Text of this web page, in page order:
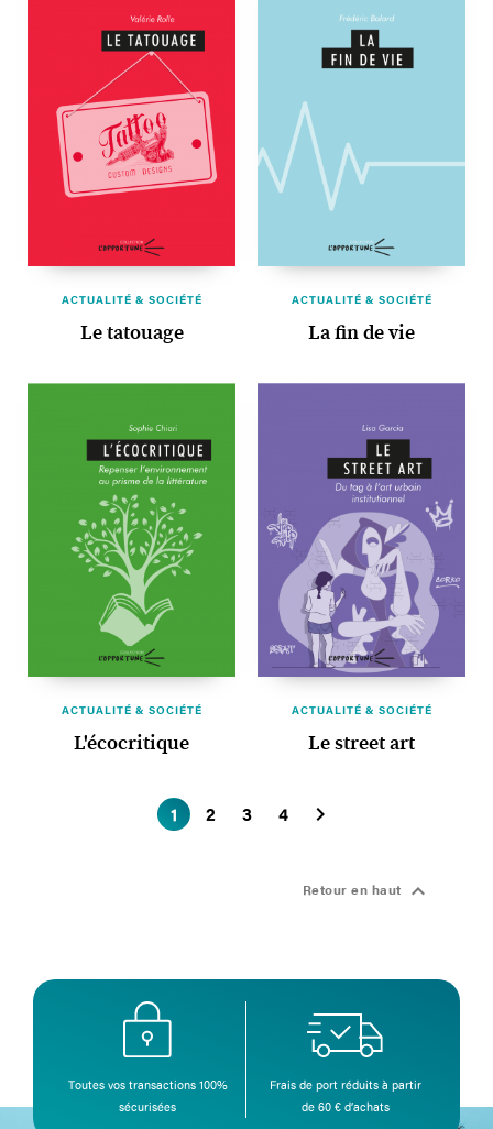
ACTUALITÉ & SOCIÉTÉ
Le tatouage
ACTUALITÉ & SOCIÉTÉ
La fin de vie
ACTUALITÉ & SOCIÉTÉ
L'écocritique
ACTUALITÉ & SOCIÉTÉ
Le street art
1 2 3 4 
Retour en haut 
Toutes vos transactions 100%
sécurisées
Frais de port réduits à partir
de 60 € d’achats